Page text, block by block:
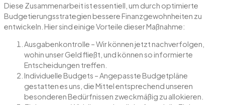
Diese Zusammenarbeit ist essentiell, um durch optimierte
Budgetierungsstrategien bessere Finanzgewohnheiten zu
entwickeln. Hier sind einige Vorteile dieser Maßnahme:
Ausgabenkontrolle – Wir können jetzt nachverfolgen,
wohin unser Geld fließt, und können so informierte
Entscheidungen treffen.
Individuelle Budgets – Angepasste Budgetpläne
gestatten es uns, die Mittel entsprechend unseren
besonderen Bedürfnissen zweckmäßig zu allokieren.